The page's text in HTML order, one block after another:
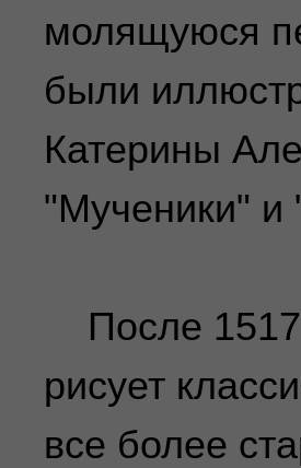
молящуюся
были
Катерины
"Мученики" и
После 1517
рисует
все более